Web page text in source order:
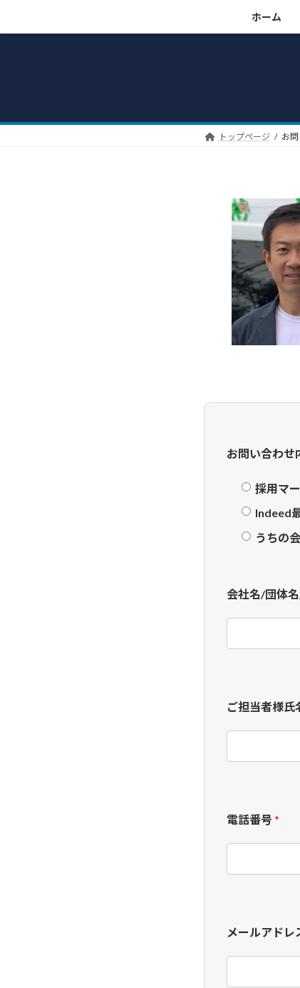
キ
に
ホーム
トップページ お
お問い合わせ
採用マ
Indeed
うちの
会社名/団体
ご担当者様氏
電話番号 *
メールアドレ